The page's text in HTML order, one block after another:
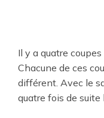
Il y a quatre
Chacune de ces
différent. Avec le
quatre fois de suite